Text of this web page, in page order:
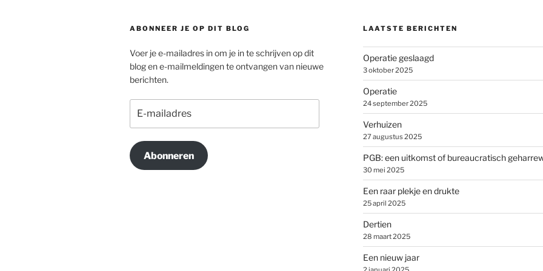
ABONNEER JE OP DIT BLOG
Voer je e-mailadres in om je in te schrijven op dit
blog en e-mailmeldingen te ontvangen van nieuwe
berichten.
mailadres
Abonneren
LAATSTE BERICHTEN
Operatie geslaagd
3 oktober 2025
Operatie
24 september 2025
Verhuizen
27 augustus 2025
PGB: een uitkomst of bureaucratisch
30 mei 2025
Een raar plekje en drukte
25 april 2025
Dertien
28 maart 2025
Een nieuw jaar